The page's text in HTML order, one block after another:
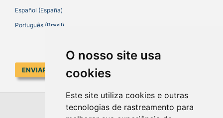
O nosso site usa
cookies
Este site utiliza cookies e outras
tecnologias de rastreamento para
Español (España)
Português (Brasil)
ENVIAR SUBMISSÃO
EDUCAR EM REVISTA